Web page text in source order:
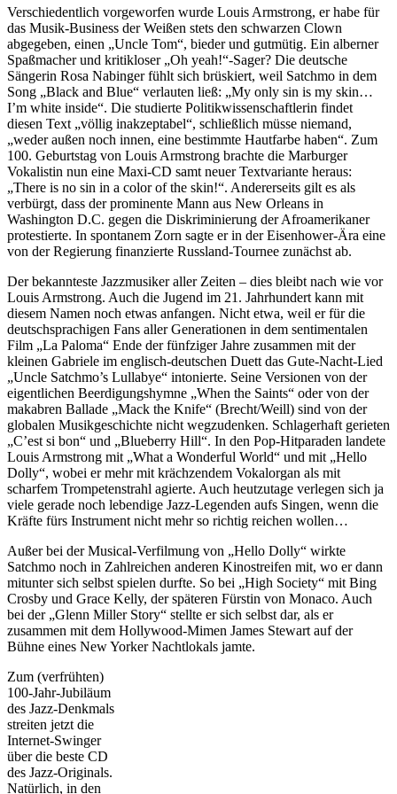
Verschiedentlich vorgeworfen wurde Louis Armstrong, er habe für
das Musik-Business der Weißen stets den schwarzen Clown
abgegeben, einen „Uncle Tom“, bieder und gutmütig. Ein alberner
Spaßmacher und kritikloser „Oh yeah!“-Sager? Die deutsche
Sängerin Rosa Nabinger fühlt sich brüskiert, weil Satchmo in dem
Song „Black and Blue“ verlauten ließ: „My only sin is my skin…
I’m white inside“. Die studierte Politikwissenschaftlerin findet
diesen Text „völlig inakzeptabel“, schließlich müsse niemand,
„weder außen noch innen, eine bestimmte Hautfarbe haben“. Zum
100. Geburtstag von Louis Armstrong brachte die Marburger
Vokalistin nun eine Maxi-CD samt neuer Textvariante heraus:
„There is no sin in a color of the skin!“. Andererseits gilt es als
verbürgt, dass der prominente Mann aus New Orleans in
Washington D.C. gegen die Diskriminierung der Afroamerikaner
protestierte. In spontanem Zorn sagte er in der Eisenhower-Ära eine
von der Regierung finanzierte Russland-Tournee zunächst ab.
Der bekannteste Jazzmusiker aller Zeiten – dies bleibt nach wie vor
Louis Armstrong. Auch die Jugend im 21. Jahrhundert kann mit
diesem Namen noch etwas anfangen. Nicht etwa, weil er für die
deutschsprachigen Fans aller Generationen in dem sentimentalen
Film „La Paloma“ Ende der fünfziger Jahre zusammen mit der
kleinen Gabriele im englisch-deutschen Duett das Gute-Nacht-Lied
„Uncle Satchmo’s Lullabye“ intonierte. Seine Versionen von der
eigentlichen Beerdigungshymne „When the Saints“ oder von der
makabren Ballade „Mack the Knife“ (Brecht/Weill) sind von der
globalen Musikgeschichte nicht wegzudenken. Schlagerhaft gerieten
„C’est si bon“ und „Blueberry Hill“. In den Pop-Hitparaden landete
Louis Armstrong mit „What a Wonderful World“ und mit „Hello
Dolly“, wobei er mehr mit krächzendem Vokalorgan als mit
scharfem Trompetenstrahl agierte. Auch heutzutage verlegen sich ja
viele gerade noch lebendige Jazz-Legenden aufs Singen, wenn die
Kräfte fürs Instrument nicht mehr so richtig reichen wollen…
Außer bei der Musical-Verfilmung von „Hello Dolly“ wirkte
Satchmo noch in Zahlreichen anderen Kinostreifen mit, wo er dann
mitunter sich selbst spielen durfte. So bei „High Society“ mit Bing
Crosby und Grace Kelly, der späteren Fürstin von Monaco. Auch
bei der „Glenn Miller Story“ stellte er sich selbst dar, als er
zusammen mit dem Hollywood-Mimen James Stewart auf der
Bühne eines New Yorker Nachtlokals jamte.
Zum (verfrühten)
100-Jahr-Jubiläum
des Jazz-Denkmals
streiten jetzt die
Internet-Swinger
über die beste CD
des Jazz-Originals.
Natürlich, in den